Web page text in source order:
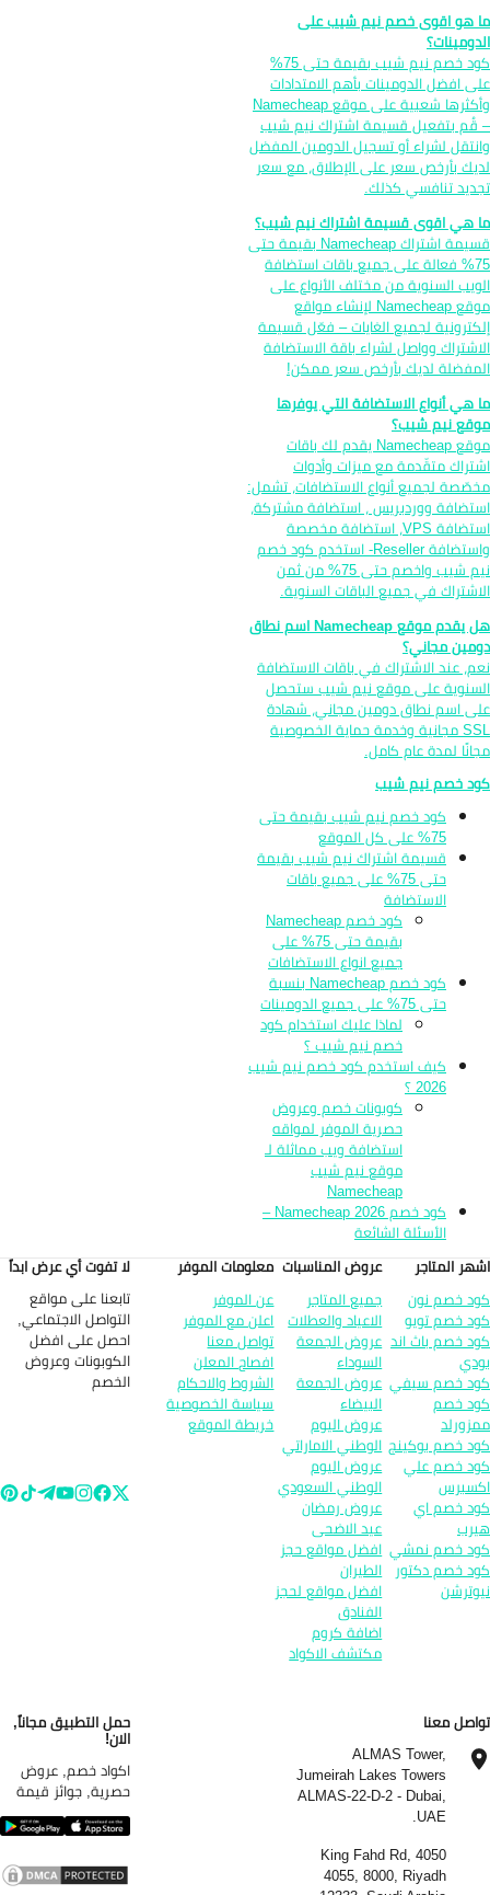
هو اقوى خصم نيم شيب على
كود خصم نيم شيب بقيمة حتى 75%
افضل الدومينات بأهم الامتدادات
وأكثرها شعبية على موقع Namecheap
بتفعيل قسيمة اشتراك نيم شيب
لشراء أو تسجيل الدومين المفضل
بأرخص سعر على الإطلاق، مع سعر
تنافسي كذلك.
هي اقوى قسيمة اشتراك نيم شيب؟
قسيمة اشتراك Namecheap بقيمة حتى
75% فعالة على جميع باقات استضافة
السنوية من مختلف الأنواع على
موقع Namecheap لإنشاء مواقع
لجميع الغايات – فعّل قسيمة
وواصل لشراء باقة الاستضافة
لديك بأرخص سعر ممكن!
هي أنواع الاستضافة التي يوفرها
نيم شيب؟
موقع Namecheap يقدم لك باقات
متقّدمة مع ميزات وأدوات
لجميع أنواع الاستضافات، تشمل:
ووردبريس ، استضافة مشتركة،
استضافة VPS، استضافة مخصصة
واستضافة Reseller- استخدم كود خصم
نيم شيب واخصم حتى 75% من ثمن
في جميع الباقات السنوية.
هل يقدم موقع Namecheap اسم نطاق
مجاني؟
عند الاشتراك في باقات الاستضافة
على موقع نيم شيب ستحصل
اسم نطاق دومين مجاني، شهادة
SSL مجانية وخدمة حماية الخصوصية
لمدة عام كامل.
خصم نيم شيب
كود خصم نيم شيب بقيمة حتى
75% على كل الموقع
قسيمة اشتراك نيم شيب بقيمة
حتى 75% على جميع باقات
الاستضافة
كود خصم Namecheap
بقيمة حتى 75% على
جميع انواع الاستضافات
كود خصم Namecheap بنسبة
حتى 75% على جميع الدومينات
لماذا عليك استخدام كود
خصم نيم شيب ؟
كيف استخدم كود خصم نيم شيب
2026 ؟
كوبونات خصم وعروض
حصرية الموفر لمواقه
استضافة ويب مماثلة لـ
موقع نيم شيب
Namecheap
كود خصم Namecheap 2026 –
الأسئلة الشائعة
المتاجر
خصم نون
خصم تويو
خصم باث اند
خصم سيفي
خصم
خصم بوكينج
خصم علي
خصم اي
خصم نمشي
خصم دكتور
عروض المناسبات
جميع المتاجر
الاعياد والعطلات
عروض الجمعة
السوداء
عروض الجمعة
البيضاء
عروض اليوم
الوطني الاماراتي
عروض اليوم
الوطني السعودي
عروض رمضان
عيد الاضحى
افضل مواقع حجز
الطيران
افضل مواقع لحجز
الفنادق
اضافة كروم
مكتشف الاكواد
معلومات الموفر
عن الموفر
اعلن مع الموفر
تواصل معنا
افصاح المعلن
الشروط والاحكام
سياسة الخصوصية
خريطة الموقع
لا تفوت أي عرض ابداً
تابعنا على مواقع
التواصل الاجتماعي,
احصل على افضل
الكوبونات وعروض
الخصم
معنا
ALMAS Tower,
Jumeirah Lakes Towers
ALMAS-22-D-2 - Dubai,
UAE.
4050 King Fahd Rd,
4055, 8000, Riyadh
حمل التطبيق مجاناً,
الان!
اكواد خصم, عروض
حصرية, جوائز قيمة